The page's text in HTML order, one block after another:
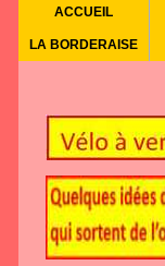
ACCUEIL
LA BORDERAISE